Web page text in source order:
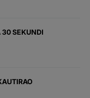
30 SEKUNDI